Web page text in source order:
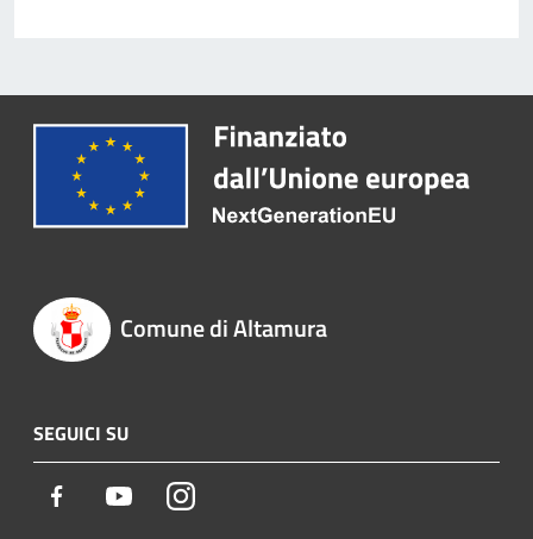
Comune di Altamura
SEGUICI SU
Facebook YoutubeInstagram